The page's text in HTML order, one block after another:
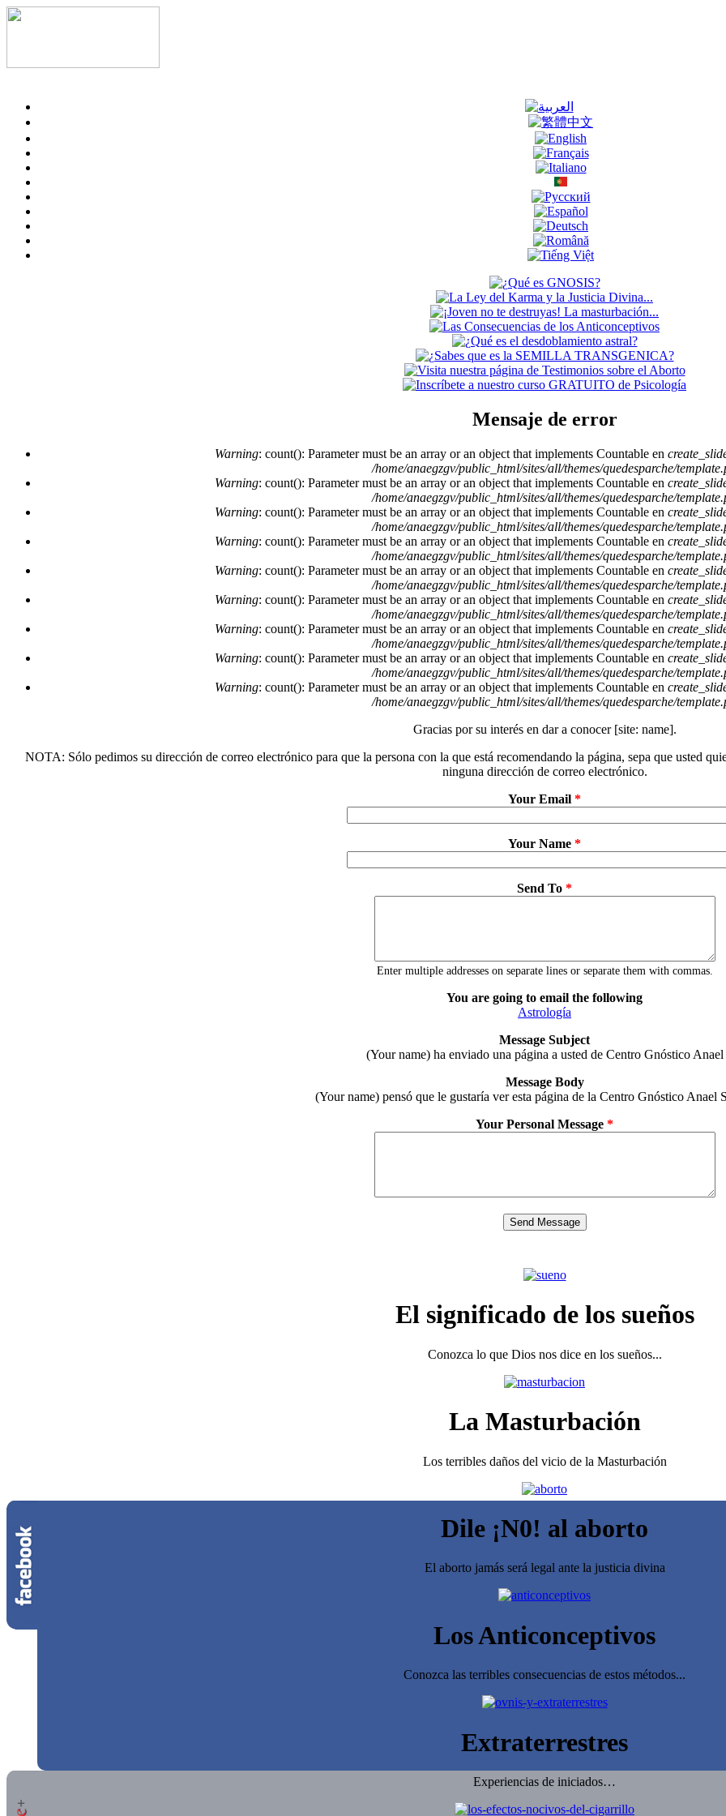
Mensaje de error
Warning: count(): Parameter must be an array or an object that implements Countable en
/home/anaegzgv/public_html/sites/all/themes/quedesparche/
Warning: count(): Parameter must be an array or an object that implements Countable en
/home/anaegzgv/public_html/sites/all/themes/quedesparche/
Warning: count(): Parameter must be an array or an object that implements Countable en
/home/anaegzgv/public_html/sites/all/themes/quedesparche/
Warning: count(): Parameter must be an array or an object that implements Countable en
/home/anaegzgv/public_html/sites/all/themes/quedesparche/
Warning: count(): Parameter must be an array or an object that implements Countable en
/home/anaegzgv/public_html/sites/all/themes/quedesparche/
Warning: count(): Parameter must be an array or an object that implements Countable en
/home/anaegzgv/public_html/sites/all/themes/quedesparche/
Warning: count(): Parameter must be an array or an object that implements Countable en
/home/anaegzgv/public_html/sites/all/themes/quedesparche/
Warning: count(): Parameter must be an array or an object that implements Countable en
/home/anaegzgv/public_html/sites/all/themes/quedesparche/
Warning: count(): Parameter must be an array or an object that implements Countable en
/home/anaegzgv/public_html/sites/all/themes/quedesparche/
Gracias por su interés en dar a conocer [site: name].
NOTA: Sólo pedimos su dirección de correo electrónico para que la persona con la que está recomendando la página, sepa que usted
ninguna dirección de correo electrónico.
Your Email *
Your Name *
Send To *
Enter multiple addresses on separate lines or separate them with commas.
You are going to email the following
Astrología
Message Subject
(Your name) ha enviado una página a usted de Centro Gnóstico Anael
Message Body
(Your name) pensó que le gustaría ver esta página de la Centro Gnóstico Anael
Your Personal Message *
El significado de los sueños
Conozca lo que Dios nos dice en los sueños...
La Masturbación
Los terribles daños del vicio de la Masturbación
Dile ¡N0! al aborto
El aborto jamás será legal ante la justicia divina
Los Anticonceptivos
Conozca las terribles consecuencias de estos métodos...
Extraterrestres
Experiencias de iniciados…